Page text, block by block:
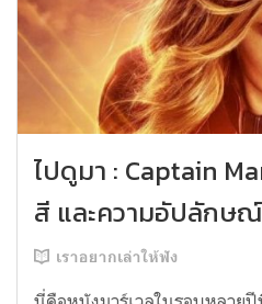
ไปดูมา : Captain
สี และความอัปลักษ
เราอยากเล่าให้ฟัง